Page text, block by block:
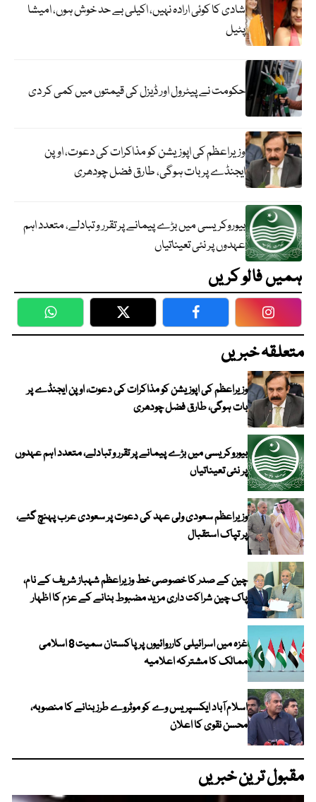
شادی کا کوئی ارادہ نہیں، اکیلی بے حد خوش ہوں، امیشا
پٹیل
حکومت نے پیٹرول اور ڈیزل کی قیمتوں میں کمی کر دی
وزیراعظم کی اپوزیشن کو مذاکرات کی دعوت، اوپن
ایجنڈے پر بات ہوگی، طارق فضل چودھری
بیوروکریسی میں بڑے پیمانے پر تقرر و تبادلے، متعدد اہم
عہدوں پر نئی تعیناتیاں
ہمیں فالو کریں
WhatsApp Twitter Facebook
متعلقہ خبریں
وزیراعظم کی اپوزیشن کو مذاکرات کی دعوت، اوپن ایجنڈے پر
بات ہوگی، طارق فضل چودھری
بیوروکریسی میں بڑے پیمانے پر تقرر و تبادلے، متعدد اہم عہدوں
پر نئی تعیناتیاں
وزیراعظم سعودی ولی عہد کی دعوت پر سعودی عرب پہنچ گئے،
پر تپاک استقبال
چین کے صدر کا خصوصی خط وزیراعظم شہباز شریف کے نام،
پاک چین شراکت داری مزید مضبوط بنانے کے عزم کا اظہار
غزہ میں اسرائیلی کارروائیوں پر پاکستان سمیت 8 اسلامی
ممالک کا مشترکہ اعلامیہ
اسلام آباد ایکسپریس وے کو موٹروے طرز بنانے کا منصوبہ،
محسن نقوی کا اعلان
مقبول ترین خبریں